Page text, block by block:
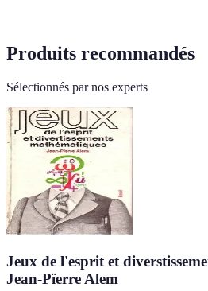
Produits recommandés
Sélectionnés par nos experts
Jeux de l'esprit et
Jean-Pïerre Alem